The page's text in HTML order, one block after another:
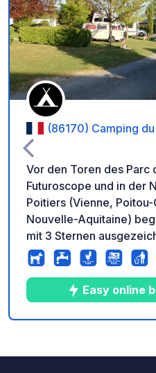
(86170) Camping du
Vor den Toren des Parc
Futuroscope und in der
Poitiers (Vienne,
Nouvelle-Aquitaine)
mit 3 Sternen
du Futur in familiärer
einem
einem einfachen
Camping du Futur ist
und liegt 5 Minuten von
Easy online